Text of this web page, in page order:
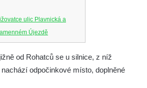
ulic Plavnická a
Újezdě
ulic 5. května a Dělnická
od Rohatců se u silnice, z níž
odpočinkové místo, doplněné